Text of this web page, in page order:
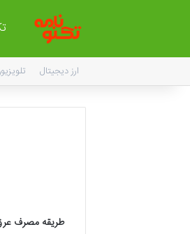
ارز دیجیتال
طریقه مصرف